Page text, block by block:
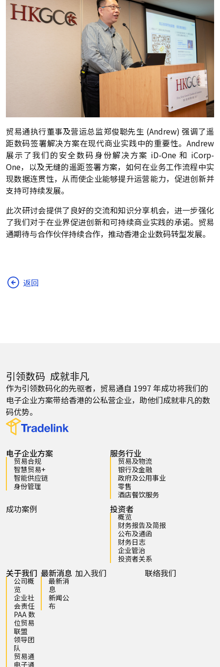
贸易通执行董事及营运总监郑俊聪先生 (Andrew) 强调了遥
距数码签署解决方案在现代商业实践中的重要性。Andrew
展示了我们的安全数码身份解决方案 iD-One 和 iCorp-
One，以及无缝的遥距签署方案，如何在业务工作流程中实
现数据连贯性，从而使企业能够提升运营能力，促进创新并
支持可持续发展。
此次研讨会提供了良好的交流和知识分享机会，进一步强化
了我们对于在业界促进创新和可持续商业实践的承诺。贸易
通期待与合作伙伴持续合作，推动香港企业数码转型发展。
返回
引领数码 成就非凡
作为引领数码化的先驱者，贸易通自 1997 年成功将我们的
电子企业方案带给香港的公私营企业，助他们成就非凡的数
码优势。
电子企业方案
贸易合规
智慧贸易+
智能供应链
身份管理
服务行业
贸易及物流
银行及金融
政府及公用事业
零售
酒店餐饮服务
成功案例 投资者
概览
财务报告及简报
公布及通函
财务日志
企业管治
投资者关系
关于我们
公司概
览
企业社
会责任
PAA 数
位贸易
联盟
领导团
队
贸易通
电子通
最新消息
最新消
息
新闻公
布
加入我们 联络我们